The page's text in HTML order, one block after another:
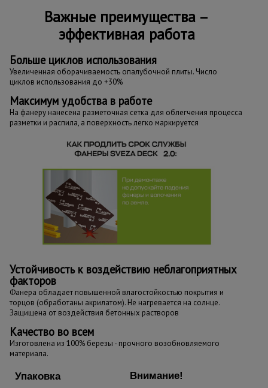
Важные преимущества –
эффективная работа
Больше циклов использования
Увеличенная оборачиваемость опалубочной плиты. Число
циклов использования до +30%
Максимум удобства в работе
На фанеру нанесена разметочная сетка для облегчения процесса
разметки и распила, а поверхность легко маркируется
Устойчивость к воздействию неблагоприятных
факторов
Фанера обладает повышенной влагостойкостью покрытия и
торцов (обработаны акрилатом). Не нагревается на солнце.
Защищена от воздействия бетонных растворов
Качество во всем
Изготовлена из 100% березы - прочного возобновляемого
материала.
Упаковка Внимание!